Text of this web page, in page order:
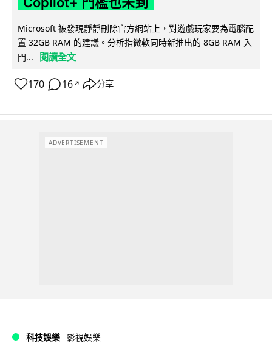
Microsoft 被發現靜靜刪除官方網站上，對遊戲玩家要為電腦配
置 32GB RAM 的建議。分析指微軟同時新推出的 8GB RAM 入
門...
閱讀全文
170 16 ↗ 分享
ADVERTISEMENT
科技娛樂 影視娛樂